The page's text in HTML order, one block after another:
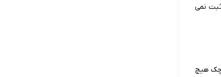
نمی
چک هیچ